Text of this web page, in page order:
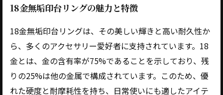
18金無垢印台リングの魅力と特徴
18金無垢印台リングは、その美しい輝きと高い耐久性か
ら、多くのアクセサリー愛好者に支持されています。18
金とは、金の含有率が75%であることを示しており、残
りの25%は他の金属で構成されています。このため、優
れた硬度と耐摩耗性を持ち、日常使いにも適したアイテ